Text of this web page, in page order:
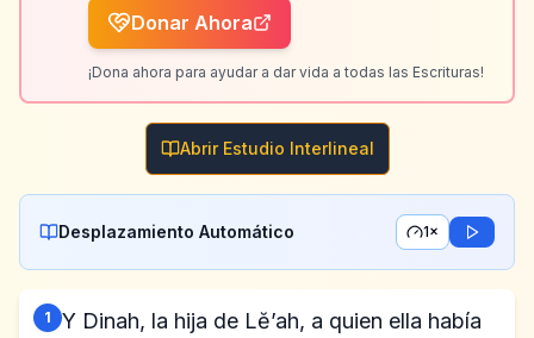
Donar Ahora
¡Dona ahora para ayudar a dar vida a todas las Escrituras!
Abrir Estudio Interlineal
Desplazamiento Automático 1×
1
Y Dinah, la hija de Lĕ’ah, a quien ella había